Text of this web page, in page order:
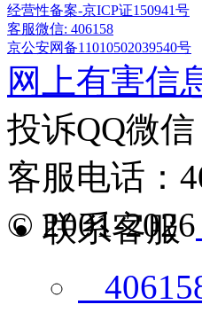
经营性备案-京ICP证150941号
客服微信: 406158
京公安网备11010502039540号
网上有害信
投诉QQ微信
客服电话：
© 2001-2026
联系客服